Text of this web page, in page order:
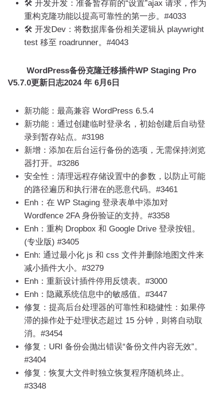
🛠️ 开发开发：准备暂存前的“设置”ajax 请求，作为
重构克隆功能以提高可靠性的第一步。#4033
🛠️ 开发Dev：将数据库备份相关逻辑从 playwright
test 移至 roadrunner。#4043
WordPress备份克隆迁移插件WP Staging Pro
V5.7.0更新日志2024 年 6月6日
新功能：最高兼容 WordPress 6.5.4
新功能：通过创建临时登录名，初始创建后自动登
录到暂存站点。#3198
新增：添加在后台运行备份的选项，无需保持浏览
器打开。#3286
安全性：清理远程存储设置中的参数，以防止可能
的路径遍历和执行潜在的恶意代码。#3461
Enh：在 WP Staging 登录表单中添加对
Wordfence 2FA 身份验证的支持。#3358
Enh：重构 Dropbox 和 Google Drive 登录按钮。
(专业版) #3405
Enh: 通过最小化 js 和 css 文件并删除地图文件来
减小插件大小。#3279
Enh：重新设计插件停用反馈表。#3000
Enh：隐藏系统信息中的敏感值。#3447
修复：提高后台处理器的可靠性和稳健性：如果停
滞的操作处于处理状态超过 15 分钟，则将自动取
消。#3454
修复：URl 备份会抛出错误“备份文件内容无效”。
#3404
修复：恢复大文件时独立恢复程序随机终止。
#3348